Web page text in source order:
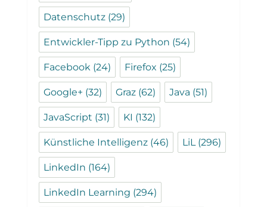
Datenschutz (29)
Entwickler-Tipp zu Python (54)
Facebook (24) Firefox (25)
Google+ (32) Graz (62) Java (51)
JavaScript (31) KI (132)
Künstliche Intelligenz (46) LiL(296)
LinkedIn (164)
LinkedIn Learning (294)